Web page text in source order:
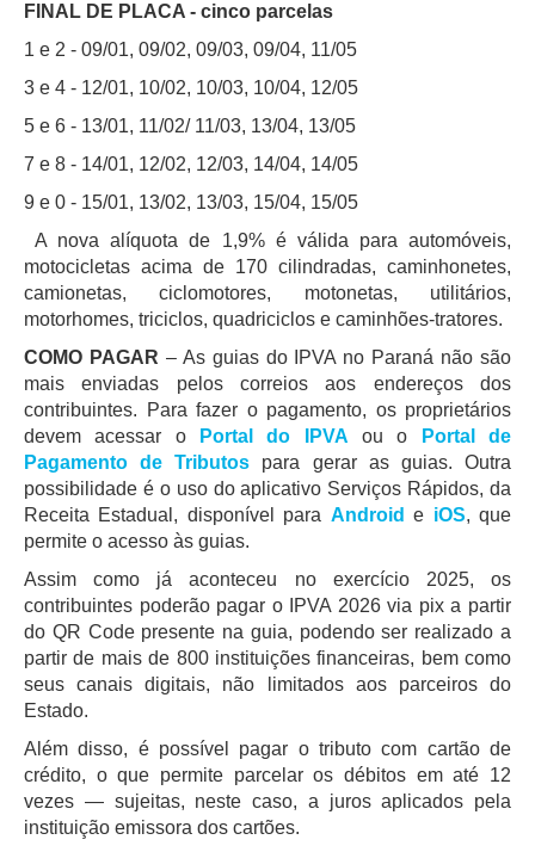
FINAL DE PLACA - cinco parcelas
1 e 2 - 09/01, 09/02, 09/03, 09/04, 11/05
3 e 4 - 12/01, 10/02, 10/03, 10/04, 12/05
5 e 6 - 13/01, 11/02/ 11/03, 13/04, 13/05
7 e 8 - 14/01, 12/02, 12/03, 14/04, 14/05
9 e 0 - 15/01, 13/02, 13/03, 15/04, 15/05
A nova alíquota de 1,9% é válida para automóveis,
motocicletas acima de 170 cilindradas, caminhonetes,
camionetas, ciclomotores, motonetas, utilitários,
motorhomes, triciclos, quadriciclos e caminhões-tratores.
COMO PAGAR – As guias do IPVA no Paraná não são
mais enviadas pelos correios aos endereços dos
contribuintes. Para fazer o pagamento, os proprietários
devem acessar o
Portal do IPVA ou o
Portal de
Pagamento de Tributos para gerar as guias. Outra
possibilidade é o uso do aplicativo Serviços Rápidos, da
Receita Estadual, disponível para Android e iOS, que
permite o acesso às guias.
Assim como já aconteceu no exercício 2025, os
contribuintes poderão pagar o IPVA 2026 via pix a partir
do QR Code presente na guia, podendo ser realizado a
partir de mais de 800 instituições financeiras, bem como
seus canais digitais, não limitados aos parceiros do
Estado.
Além disso, é possível pagar o tributo com cartão de
crédito, o que permite parcelar os débitos em até 12
vezes — sujeitas, neste caso, a juros aplicados pela
instituição emissora dos cartões.